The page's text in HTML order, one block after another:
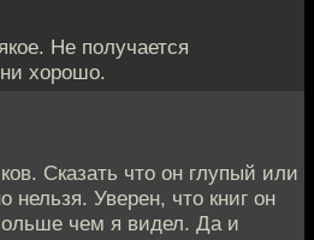
Не получается
хорошо.
Сказать что он глупый или
нельзя. Уверен, что книг он
чем я видел. Да и